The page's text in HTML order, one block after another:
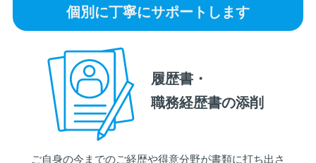
個別に丁寧にサポートします
履歴書・
職務経歴書の添削
ご自身の今までのご経歴や得意分野が書類に打ち出さ